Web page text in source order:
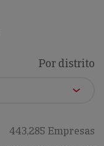
Por distrito
443,285 Empresas